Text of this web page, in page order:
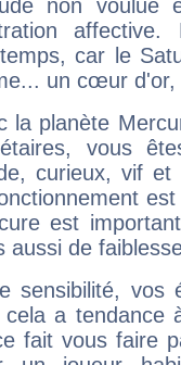
non voulue
car le
un cœur d'or,
la planète
vous
curieux, vif et
est
aussi de
sensibilité,
a tendance
fait vous faire